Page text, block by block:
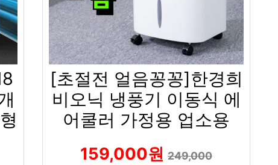
[초절전 얼음꽁꽁]한경희
비오닉 냉풍기 이동식 에
어쿨러 가정용 업소용
159,000원 249,000